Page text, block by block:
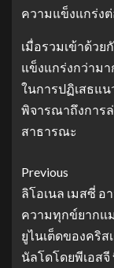
ความแข็งแกร่ง
เมื่อรวมเข้าด้ว
แข็งแกร่งกว่ามา
ในการปฏิเสธแ
พิจารณาถึงการ
สาธารณะ
Previous
ลิโอเนล เมสซี่ อ
ความทุกข์ยากแ
ยูไนเต็ดของคริส
นัลโดโดยพีเอสจี